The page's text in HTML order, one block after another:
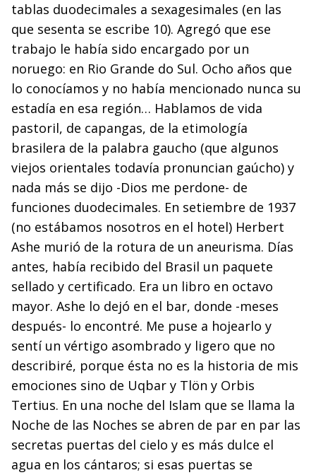
tablas duodecimales a sexagesimales (en las
que sesenta se escribe 10). Agregó que ese
trabajo le había sido encargado por un
noruego: en Rio Grande do Sul. Ocho años que
lo conocíamos y no había mencionado nunca su
estadía en esa región… Hablamos de vida
pastoril, de capangas, de la etimología
brasilera de la palabra gaucho (que algunos
viejos orientales todavía pronuncian gaúcho) y
nada más se dijo -Dios me perdone- de
funciones duodecimales. En setiembre de 1937
(no estábamos nosotros en el hotel) Herbert
Ashe murió de la rotura de un aneurisma. Días
antes, había recibido del Brasil un paquete
sellado y certificado. Era un libro en octavo
mayor. Ashe lo dejó en el bar, donde -meses
después- lo encontré. Me puse a hojearlo y
sentí un vértigo asombrado y ligero que no
describiré, porque ésta no es la historia de mis
emociones sino de Uqbar y Tlön y Orbis
Tertius. En una noche del Islam que se llama la
Noche de las Noches se abren de par en par las
secretas puertas del cielo y es más dulce el
agua en los cántaros; si esas puertas se